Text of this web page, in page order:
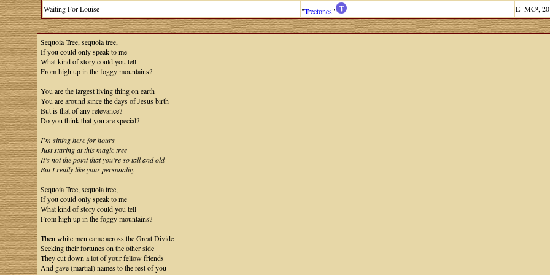
Waiting For Louise "Treetones" E=MC²,
Sequoia Tree, sequoia tree,
If you could only speak to me
What kind of story could you tell
From high up in the foggy mountains?
You are the largest living thing on earth
You are around since the days of Jesus birth
But is that of any relevance?
Do you think that you are special?
I’m sitting here for hours
Just staring at this magic tree
It’s not the point that you’re so tall and old
But I really like your personality
Sequoia Tree, sequoia tree,
If you could only speak to me
What kind of story could you tell
From high up in the foggy mountains?
Then white men came across the Great Divide
Seeking their fortunes on the other side
They cut down a lot of your fellow friends
And gave (martial) names to the rest of you